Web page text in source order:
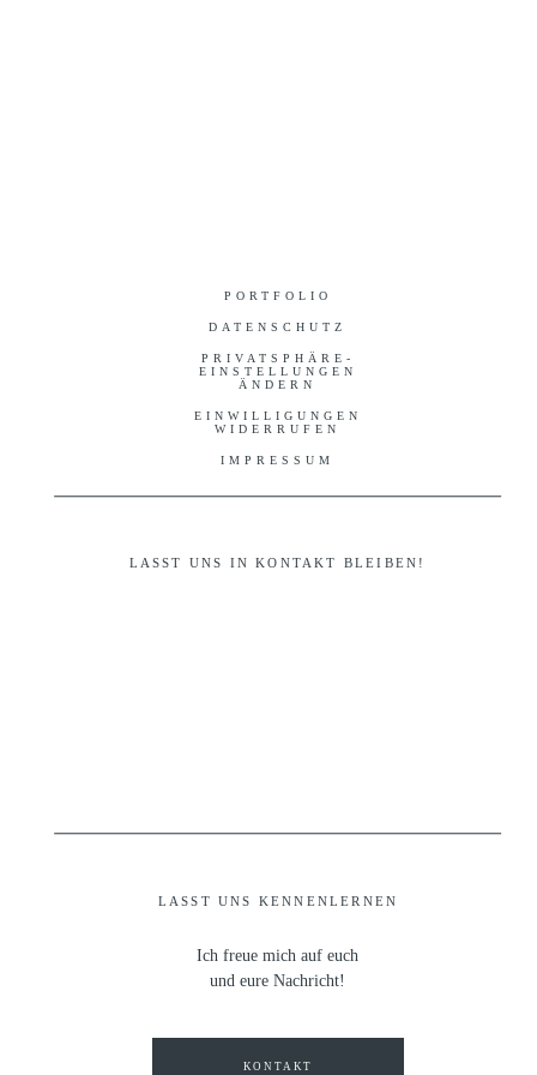
PORTFOLIO
DATENSCHUTZ
PRIVATSPHÄRE-
EINSTELLUNGEN
ÄNDERN
EINWILLIGUNGEN
WIDERRUFEN
IMPRESSUM
LASST UNS KENNENLERNEN
LASST UNS IN KONTAKT BLEIBEN!
Ich freue mich auf euch
und eure Nachricht!
KONTAKT